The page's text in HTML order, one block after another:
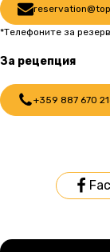
*Телефоните за
За рецепция
+359 887 670